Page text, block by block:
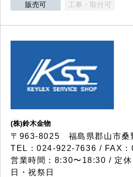
販売可 工事・取付可
(株)鈴木金物
〒963-8025 福島県郡山市桑
TEL：024-922-7636 / FAX
営業時間：8:30〜18:30 / 定休
日・祝祭日